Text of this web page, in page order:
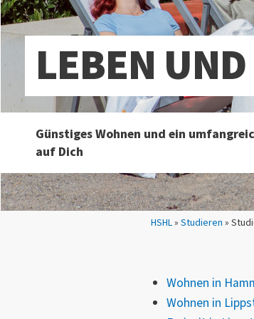
Sie sind hier:
HSHL» Studieren »
LEBEN
Günstiges Wohnen und ein
auf Dich
Wohnen in
Wohnen in